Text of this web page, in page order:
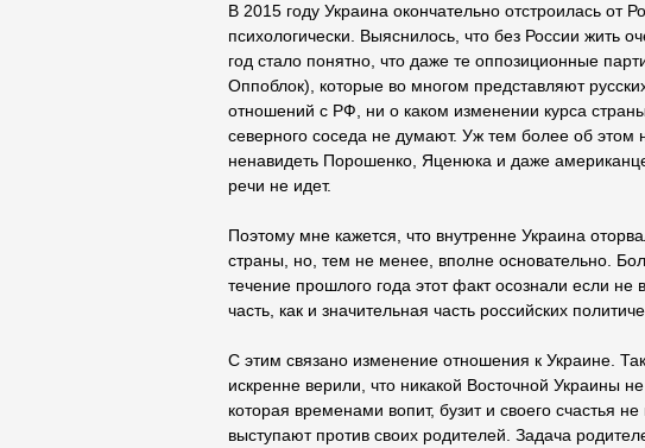
В 2015 году Украина окончательно отстроилась от
психологически. Выяснилось, что без России жить
год стало понятно, что даже те оппозиционные
Оппоблок), которые во многом представляют
отношений с РФ, ни о каком изменении курса
северного соседа не думают. Уж тем более об этом
ненавидеть Порошенко, Яценюка и даже
речи не идет.
Поэтому мне кажется, что внутренне Украина
страны, но, тем не менее, вполне основательно.
течение прошлого года этот факт осознали если не
часть, как и значительная часть российских
С этим связано изменение отношения к Украине.
искренне верили, что никакой Восточной Украины
которая временами вопит, бузит и своего счастья
выступают против своих родителей. Задача